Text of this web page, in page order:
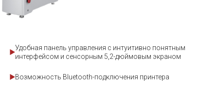
Удобная панель управления с интуитивно понятным
интерфейсом и сенсорным 5,2-дюймовым экраном
Возможность Bluetooth-подключения принтера